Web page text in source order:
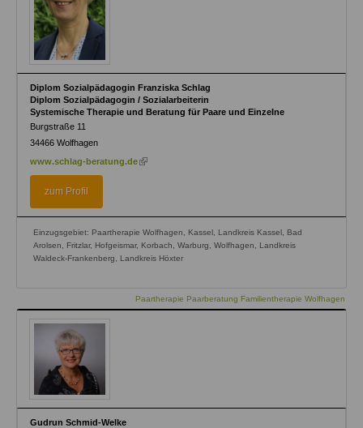
Diplom Sozialpädagogin Franziska Schlag
Diplom Sozialpädagogin / Sozialarbeiterin
Systemische Therapie und Beratung für Paare und Einzelne
Burgstraße 11
34466 Wolfhagen
www.schlag-beratung.de (link
zum Profil
Einzugsgebiet: Paartherapie Wolfhagen, Kassel, Landkreis Kassel, Bad
Arolsen, Fritzlar, Hofgeismar, Korbach, Warburg, Wolfhagen, Landkreis
Waldeck-Frankenberg, Landkreis Höxter
Paartherapie Paarberatung Familientherapie Wolfhagen
Gudrun Schmid-Welke